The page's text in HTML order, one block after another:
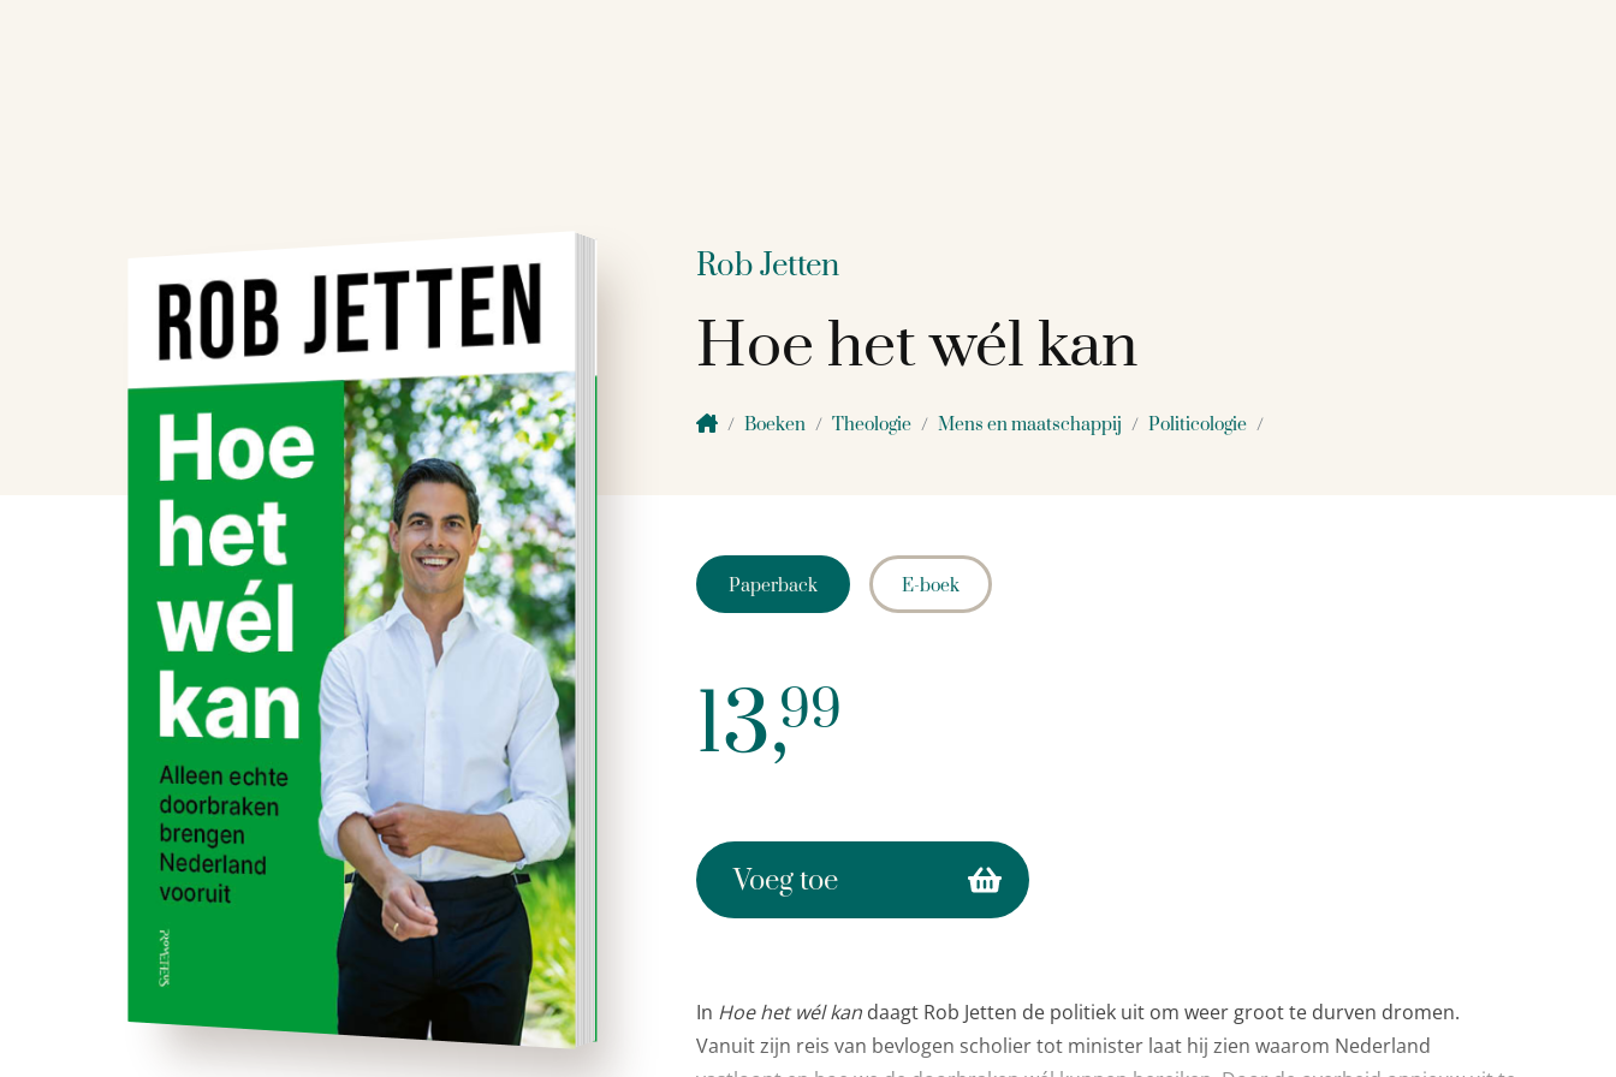
Rob Jetten
Hoe het wél kan
Boeken Theologie Mens en maatschappij Politicologie
Paperback E-boek
13,99
Voeg toe
In Hoe het wél kan daagt Rob Jetten de politiek uit om weer groot te durven dromen.
Vanuit zijn reis van bevlogen scholier tot minister laat hij zien waarom Nederland